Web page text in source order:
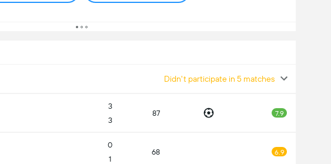
Didn't participate in 5 matches
3
3
87 7.9
0
1
68 6.9